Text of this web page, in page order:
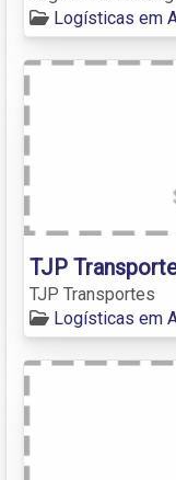
Logísticas em
TJP
TJP Transportes
Logísticas em